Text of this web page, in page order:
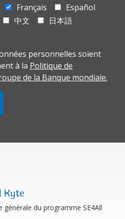
Français
Español
中文
日本語
personnelles soient
à la Politique de
de la Banque mondiale.
Kyte
générale du programme SE4All